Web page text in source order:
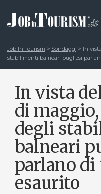
Job In Tourism > Sondaggi > In
stabilimenti balneari pugliesi
In vista
di
degli
balneari
parlano
esaurito